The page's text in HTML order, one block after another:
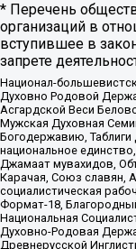
* Перечень
организаций в
вступившее в
запрете
Национал-
Духовно Родовой
Асгардской Веси
Мужская Духовная
Богодержавию,
национальное
Джамаат мувахидов,
Карачая, Союз славян,
социалистическая
Формат-18,
Национальная
Духовно-Родовая
Древнерусской